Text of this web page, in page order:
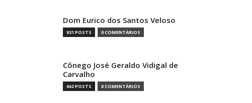
Dom Eurico dos Santos Veloso
921 POSTS 0 COMENTÁRIOS
Cônego José Geraldo Vidigal de
Carvalho
662 POSTS 0 COMENTÁRIOS